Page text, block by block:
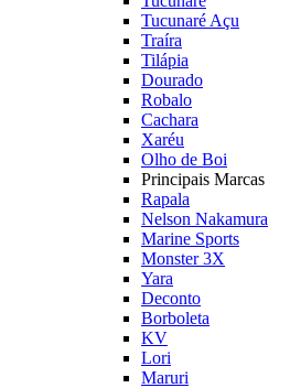
Tucunaré Açu
Traíra
Tilápia
Dourado
Robalo
Cachara
Xaréu
Olho de Boi
Principais Marcas
Rapala
Nelson Nakamura
Marine Sports
Monster 3X
Yara
Deconto
Borboleta
KV
Lori
Maruri